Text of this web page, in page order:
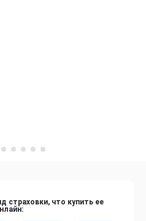
страховки, что купить ее